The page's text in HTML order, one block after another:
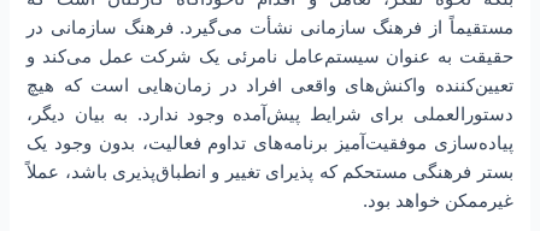
مستقیماً از فرهنگ سازمانی نشأت می‌گیرد. فرهنگ سازمانی در
حقیقت به عنوان سیستم‌عامل نامرئی یک شرکت عمل می‌کند و
تعیین‌کننده واکنش‌های واقعی افراد در زمان‌هایی است که هیچ
دستورالعملی برای شرایط پیش‌آمده وجود ندارد. به بیان دیگر،
پیاده‌سازی موفقیت‌آمیز برنامه‌های تداوم فعالیت، بدون وجود یک
بستر فرهنگی مستحکم که پذیرای تغییر و انطباق‌پذیری باشد، عملاً
غیرممکن خواهد بود.